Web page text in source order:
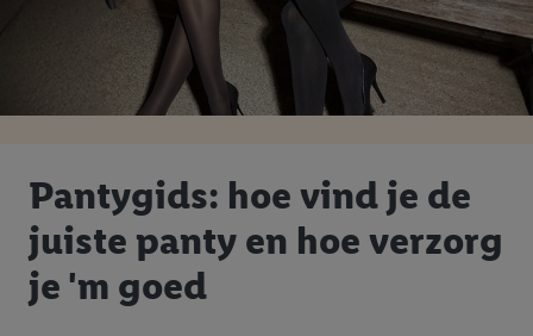
Pantygids: hoe vind je de
juiste panty en hoe verzorg
je 'm goed